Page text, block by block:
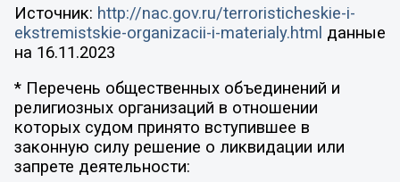
Источник: http://nac.gov.ru/terroristicheskie-i-
ekstremistskie-organizacii-i-materialy.html данные
на 16.11.2023
* Перечень общественных объединений и
религиозных организаций в отношении
которых судом принято вступившее в
законную силу решение о ликвидации или
запрете деятельности: